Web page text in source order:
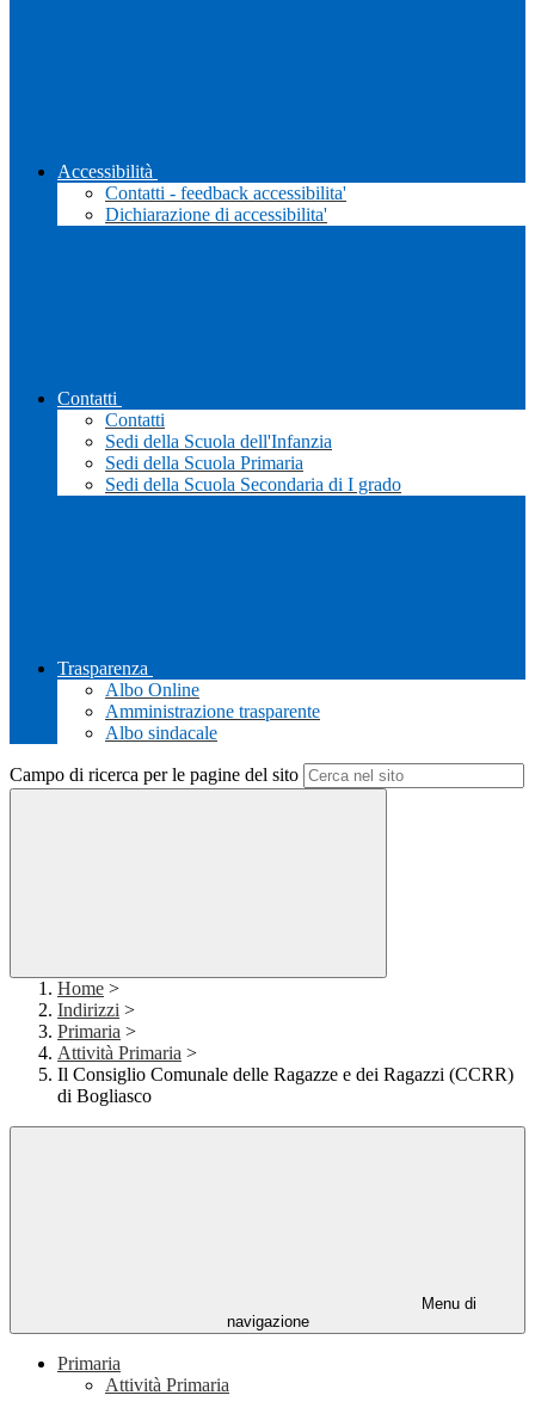
Accessibilità
Contatti - feedback accessibilita'
Dichiarazione di accessibilita'
Contatti
Contatti
Sedi della Scuola dell'Infanzia
Sedi della Scuola Primaria
Sedi della Scuola Secondaria di I grado
Trasparenza
Albo Online
Amministrazione trasparente
Albo sindacale
Campo di ricerca per le pagine del sito
Home >
Indirizzi >
Primaria >
Attività Primaria >
Il Consiglio Comunale delle Ragazze e dei Ragazzi (CCRR)
di Bogliasco
Menu di
navigazione
Primaria
Attività Primaria